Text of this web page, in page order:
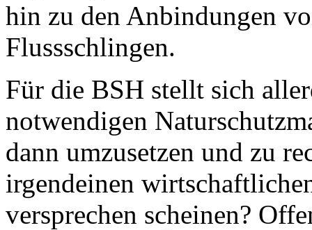
hin zu den Anbindungen
Flussschlingen.
Für die BSH stellt sich
notwendigen
dann umzusetzen und zu
irgendeinen
versprechen scheinen?